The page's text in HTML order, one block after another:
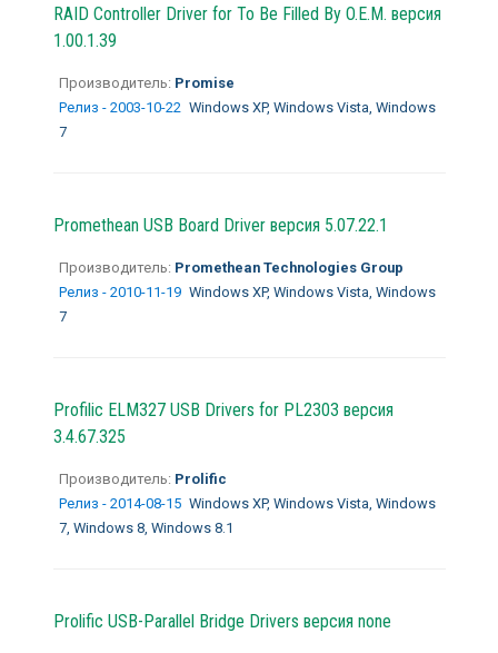
RAID Controller Driver for To Be Filled By O.E.M. версия
1.00.1.39
Производитель: Promise
Релиз - 2003-10-22 Windows XP, Windows Vista, Windows
7
Promethean USB Board Driver версия 5.07.22.1
Производитель: Promethean Technologies Group
Релиз - 2010-11-19 Windows XP, Windows Vista, Windows
7
Profilic ELM327 USB Drivers for PL2303 версия
3.4.67.325
Производитель: Prolific
Релиз - 2014-08-15 Windows XP, Windows Vista, Windows
7, Windows 8, Windows 8.1
Prolific USB-Parallel Bridge Drivers версия none